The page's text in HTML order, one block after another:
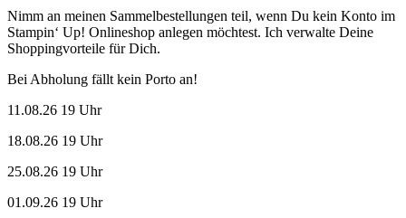
Nimm an meinen Sammelbestellungen teil, wenn Du kein Konto im
Stampin‘ Up! Onlineshop anlegen möchtest. Ich verwalte Deine
Shoppingvorteile für Dich.
Bei Abholung fällt kein Porto an!
11.08.26 19 Uhr
18.08.26 19 Uhr
25.08.26 19 Uhr
01.09.26 19 Uhr